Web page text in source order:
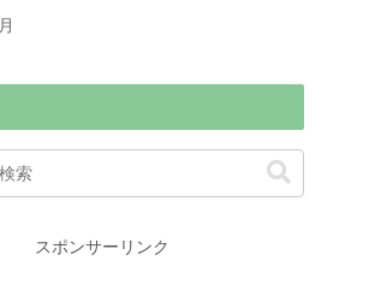
スポンサーリンク